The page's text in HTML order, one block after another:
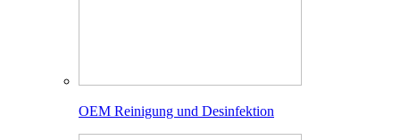
OEM Reinigung und Desinfektion